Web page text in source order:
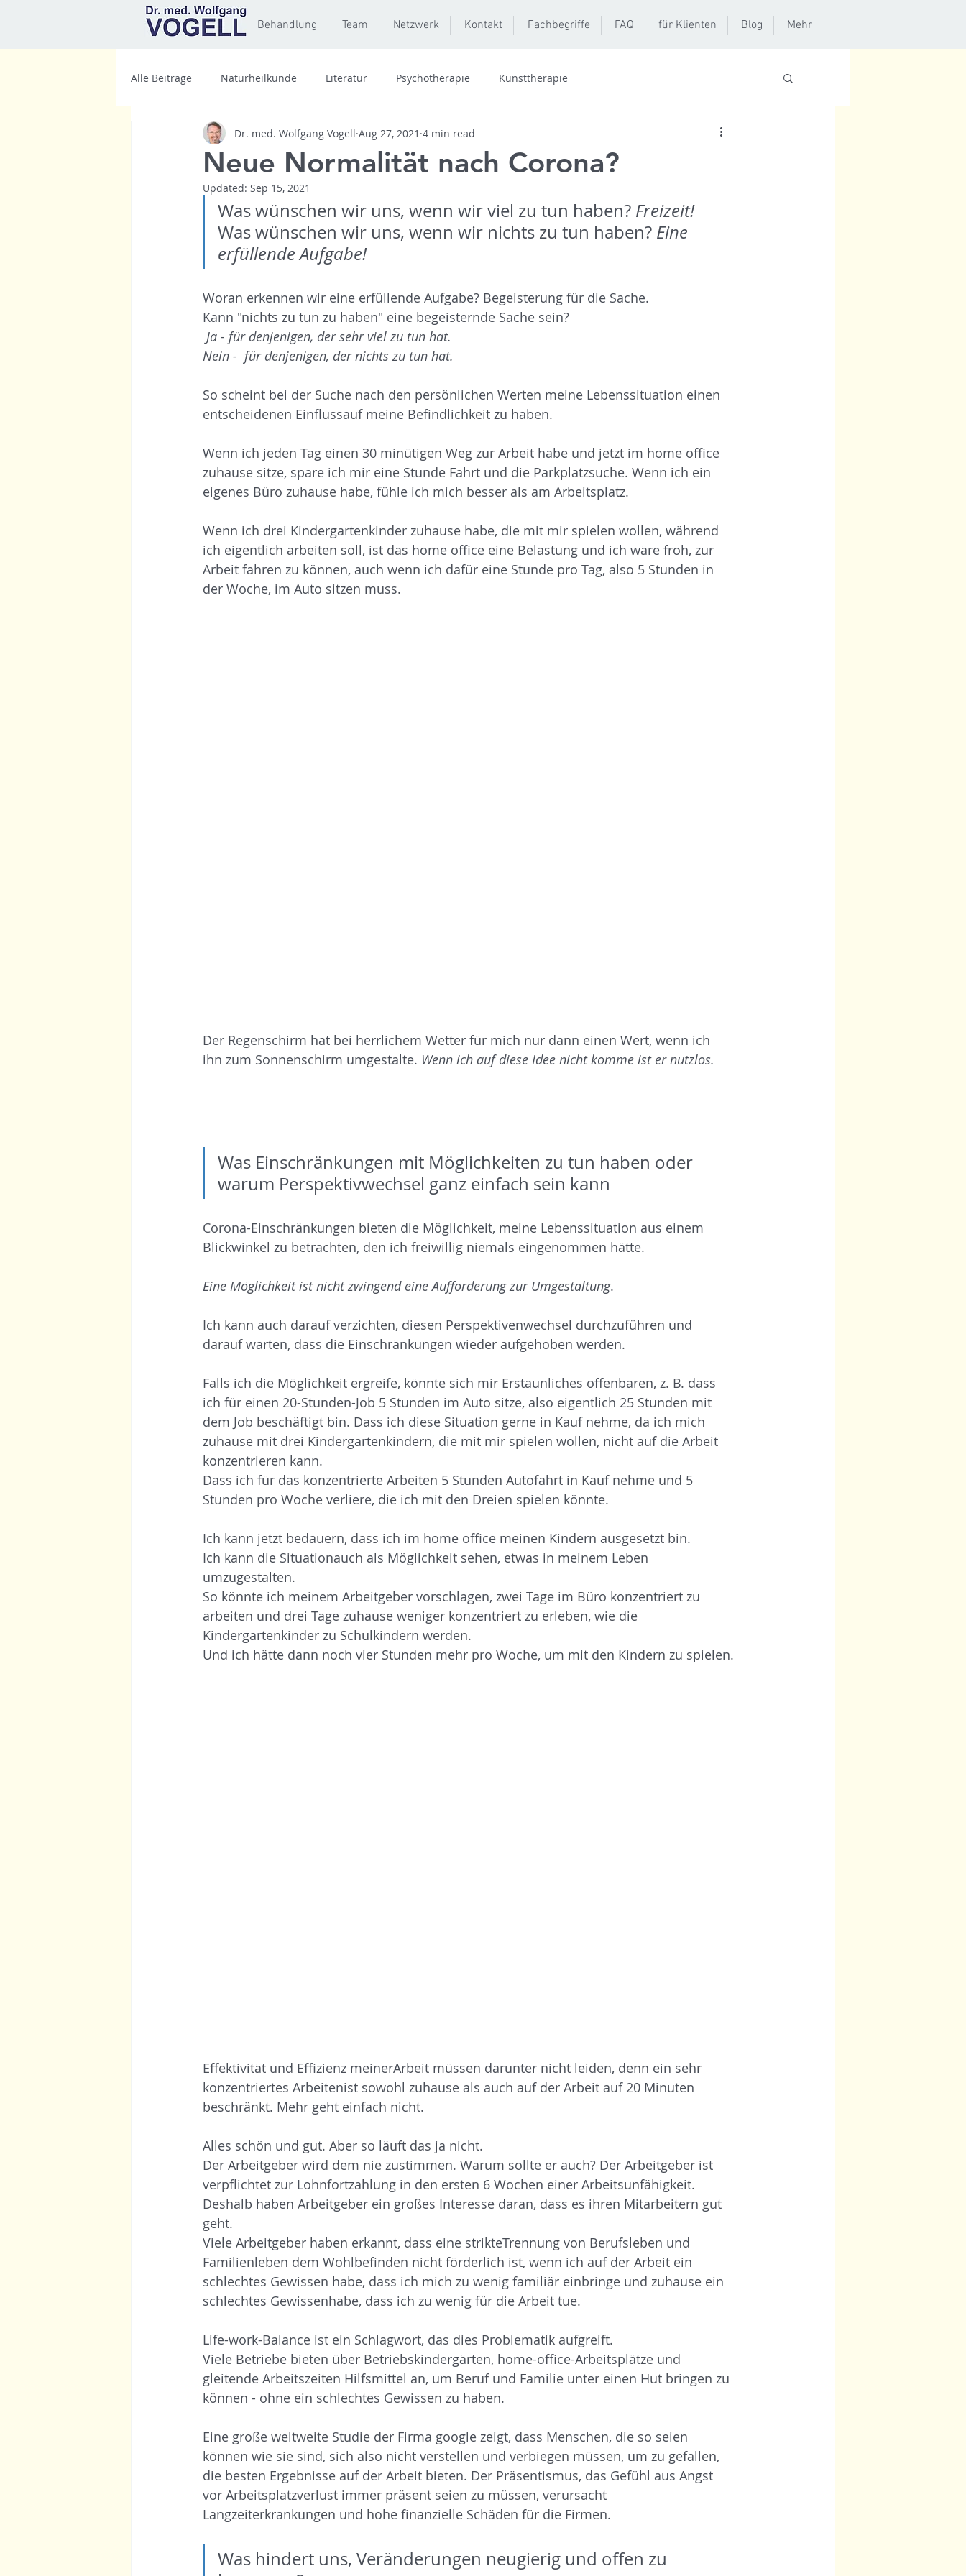
Behandlung Team Netzwerk Kontakt Fachbegriffe FAQ für Klienten Blog Mehr
Alle Beiträge Naturheilkunde Literatur Psychotherapie Kunsttherapie
Neue Normalität nach Corona?
Dr. med. Wolfgang Vogell Aug 27, 2021 4 min read
Updated: Sep 15, 2021
Was wünschen wir uns, wenn wir viel zu tun haben? Freizeit!
Was wünschen wir uns, wenn wir nichts zu tun haben? Eine
erfüllende Aufgabe!
Woran erkennen wir eine erfüllende Aufgabe? Begeisterung für die Sache.
Kann "nichts zu tun zu haben" eine begeisternde Sache sein?
Ja - für denjenigen, der sehr viel zu tun hat.
Nein -  für denjenigen, der nichts zu tun hat.
So scheint bei der Suche nach den persönlichen Werten meine Lebenssituation einen
entscheidenen Einflussauf meine Befindlichkeit zu haben.
Wenn ich jeden Tag einen 30 minütigen Weg zur Arbeit habe und jetzt im home office
zuhause sitze, spare ich mir eine Stunde Fahrt und die Parkplatzsuche. Wenn ich ein
eigenes Büro zuhause habe, fühle ich mich besser als am Arbeitsplatz.
Wenn ich drei Kindergartenkinder zuhause habe, die mit mir spielen wollen, während
ich eigentlich arbeiten soll, ist das home office eine Belastung und ich wäre froh, zur
Arbeit fahren zu können, auch wenn ich dafür eine Stunde pro Tag, also 5 Stunden in
der Woche, im Auto sitzen muss.
Der Regenschirm hat bei herrlichem Wetter für mich nur dann einen Wert, wenn ich
ihn zum Sonnenschirm umgestalte. Wenn ich auf diese Idee nicht komme ist er nutzlos.
Was Einschränkungen mit Möglichkeiten zu tun haben oder
warum Perspektivwechsel ganz einfach sein kann
Corona-Einschränkungen bieten die Möglichkeit, meine Lebenssituation aus einem
Blickwinkel zu betrachten, den ich freiwillig niemals eingenommen hätte.
Eine Möglichkeit ist nicht zwingend eine Aufforderung zur Umgestaltung.
Ich kann auch darauf verzichten, diesen Perspektivenwechsel durchzuführen und
darauf warten, dass die Einschränkungen wieder aufgehoben werden.
Falls ich die Möglichkeit ergreife, könnte sich mir Erstaunliches offenbaren, z. B. dass
ich für einen 20-Stunden-Job 5 Stunden im Auto sitze, also eigentlich 25 Stunden mit
dem Job beschäftigt bin. Dass ich diese Situation gerne in Kauf nehme, da ich mich
zuhause mit drei Kindergartenkindern, die mit mir spielen wollen, nicht auf die Arbeit
konzentrieren kann.
Dass ich für das konzentrierte Arbeiten 5 Stunden Autofahrt in Kauf nehme und 5
Stunden pro Woche verliere, die ich mit den Dreien spielen könnte.
Ich kann jetzt bedauern, dass ich im home office meinen Kindern ausgesetzt bin.
Ich kann die Situationauch als Möglichkeit sehen, etwas in meinem Leben
umzugestalten.
So könnte ich meinem Arbeitgeber vorschlagen, zwei Tage im Büro konzentriert zu
arbeiten und drei Tage zuhause weniger konzentriert zu erleben, wie die
Kindergartenkinder zu Schulkindern werden.
Und ich hätte dann noch vier Stunden mehr pro Woche, um mit den Kindern zu spielen.
Effektivität und Effizienz meinerArbeit müssen darunter nicht leiden, denn ein sehr
konzentriertes Arbeitenist sowohl zuhause als auch auf der Arbeit auf 20 Minuten
beschränkt. Mehr geht einfach nicht.
Alles schön und gut. Aber so läuft das ja nicht.
Der Arbeitgeber wird dem nie zustimmen. Warum sollte er auch? Der Arbeitgeber ist
verpflichtet zur Lohnfortzahlung in den ersten 6 Wochen einer Arbeitsunfähigkeit.
Deshalb haben Arbeitgeber ein großes Interesse daran, dass es ihren Mitarbeitern gut
geht.
Viele Arbeitgeber haben erkannt, dass eine strikteTrennung von Berufsleben und
Familienleben dem Wohlbefinden nicht förderlich ist, wenn ich auf der Arbeit ein
schlechtes Gewissen habe, dass ich mich zu wenig familiär einbringe und zuhause ein
schlechtes Gewissenhabe, dass ich zu wenig für die Arbeit tue.
Life-work-Balance ist ein Schlagwort, das dies Problematik aufgreift.
Viele Betriebe bieten über Betriebskindergärten, home-office-Arbeitsplätze und
gleitende Arbeitszeiten Hilfsmittel an, um Beruf und Familie unter einen Hut bringen zu
können - ohne ein schlechtes Gewissen zu haben.
Eine große weltweite Studie der Firma google zeigt, dass Menschen, die so seien
können wie sie sind, sich also nicht verstellen und verbiegen müssen, um zu gefallen,
die besten Ergebnisse auf der Arbeit bieten. Der Präsentismus, das Gefühl aus Angst
vor Arbeitsplatzverlust immer präsent seien zu müssen, verursacht
Langzeiterkrankungen und hohe finanzielle Schäden für die Firmen.
Was hindert uns, Veränderungen neugierig und offen zu